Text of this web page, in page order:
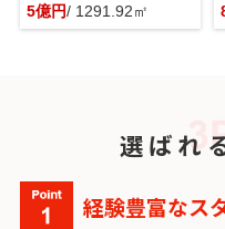
5億円/ 1291.92㎡
選ばれ
経験豊富なス